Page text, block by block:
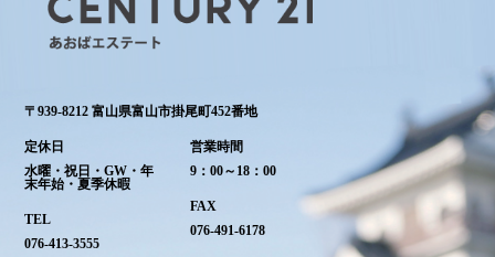
〒939-8212 富山県富山市掛尾町452番地
定休日
水曜・祝日・GW・年
末年始・夏季休暇
TEL
076-413-3555
営業時間
9：00～18：00
FAX
076-491-6178